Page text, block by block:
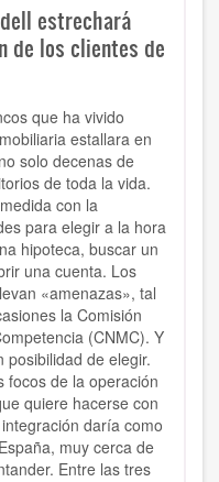
estrechará
de los clientes de
que ha vivido
estallara en
solo decenas de
de toda la vida.
con la
para elegir a la hora
hipoteca, buscar un
una cuenta. Los
«amenazas», tal
la Comisión
(CNMC). Y
posibilidad de elegir.
focos de la operación
quiere hacerse con
daría como
muy cerca de
Entre las tres